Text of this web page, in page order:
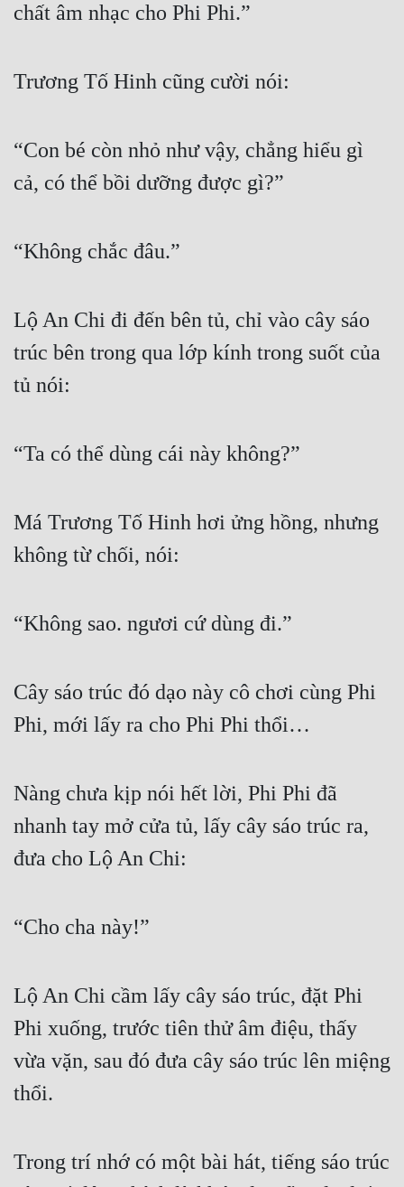
chất âm nhạc cho Phi Phi.”
Trương Tố Hinh cũng cười nói:
“Con bé còn nhỏ như vậy, chẳng hiểu gì
cả, có thể bồi dưỡng được gì?”
“Không chắc đâu.”
Lộ An Chi đi đến bên tủ, chỉ vào cây sáo
trúc bên trong qua lớp kính trong suốt của
tủ nói:
“Ta có thể dùng cái này không?”
Má Trương Tố Hinh hơi ửng hồng, nhưng
không từ chối, nói:
“Không sao. ngươi cứ dùng đi.”
Cây sáo trúc đó dạo này cô chơi cùng Phi
Phi, mới lấy ra cho Phi Phi thổi…
Nàng chưa kịp nói hết lời, Phi Phi đã
nhanh tay mở cửa tủ, lấy cây sáo trúc ra,
đưa cho Lộ An Chi:
“Cho cha này!”
Lộ An Chi cầm lấy cây sáo trúc, đặt Phi
Phi xuống, trước tiên thử âm điệu, thấy
vừa vặn, sau đó đưa cây sáo trúc lên miệng
thổi.
Trong trí nhớ có một bài hát, tiếng sáo trúc